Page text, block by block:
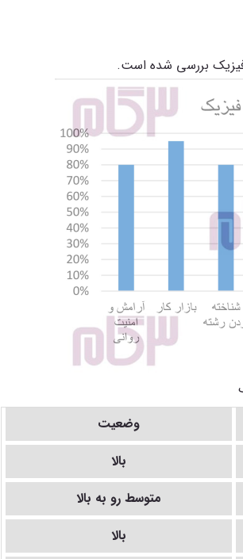
بررسی شده است.
وضعیت
بالا
متوسط رو به بالا
بالا